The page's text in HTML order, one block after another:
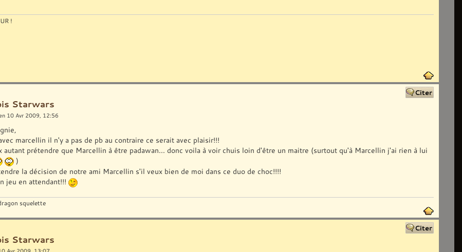
!
Starwars
10 Avr 2009, 12:56
marcellin il n'y a pas de pb au contraire ce serait avec plaisir!!!
autant prétendre que Marcellin à être padawan... donc voila à voir chuis loin d'être un maitre (surtout qu'à Marcellin j'ai rien à lui
)
la décision de notre ami Marcellin s'il veux bien de moi dans ce duo de choc!!!!
jeu en attendant!!!
squelette
Starwars